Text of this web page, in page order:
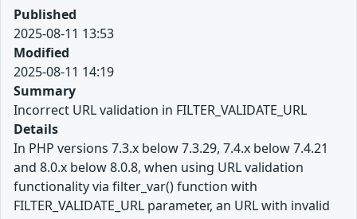
Published
2025-08-11 13:53
Modified
2025-08-11 14:19
Summary
Incorrect URL validation in FILTER_VALIDATE_URL
Details
In PHP versions 7.3.x below 7.3.29, 7.4.x below 7.4.21
and 8.0.x below 8.0.8, when using URL validation
functionality via filter_var() function with
FILTER_VALIDATE_URL parameter, an URL with invalid